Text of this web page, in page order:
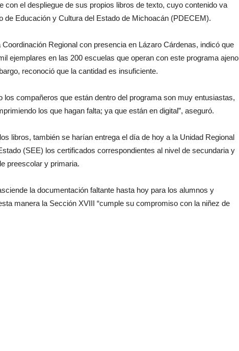
con el despliegue de sus propios libros de texto, cuyo contenido va
de Educación y Cultura del Estado de Michoacán (PDECEM).
Regional con presencia en Lázaro Cárdenas, indicó que
ejemplares en las 200 escuelas que operan con este programa ajeno
reconoció que la cantidad es insuficiente.
los compañeros que están dentro del programa son muy entusiastas,
los que hagan falta; ya que están en digital”, aseguró.
libros, también se harían entrega el día de hoy a la Unidad Regional
(SEE) los certificados correspondientes al nivel de secundaria y
preescolar y primaria.
la documentación faltante hasta hoy para los alumnos y
manera la Sección XVIII “cumple su compromiso con la niñez de